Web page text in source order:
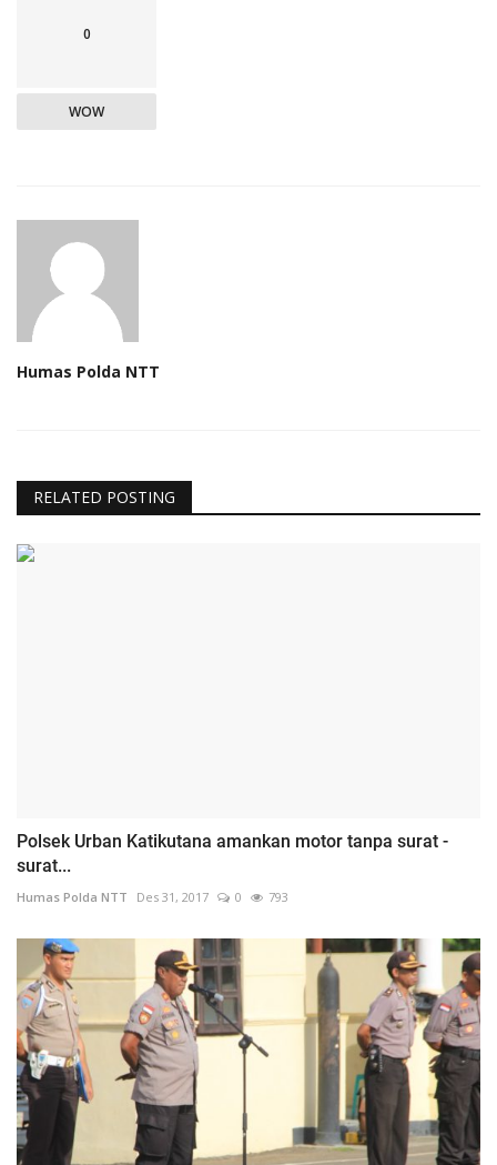
0
WOW
Humas Polda NTT
RELATED POSTING
Polsek Urban Katikutana amankan motor tanpa surat -
surat...
Humas Polda NTT Des 31, 2017 0 793